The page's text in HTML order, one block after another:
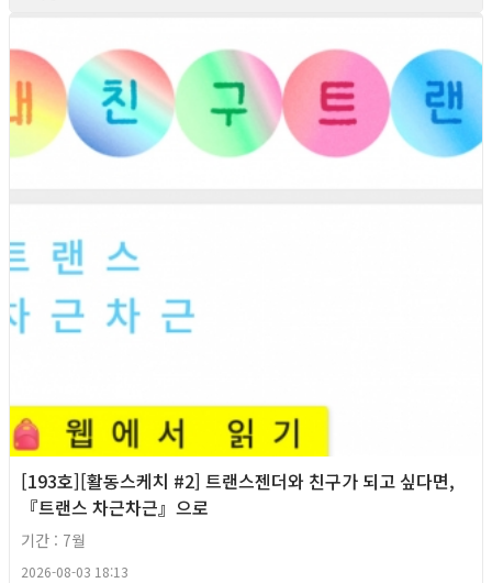
[193호][활동스케치 #2] 트랜스젠더와 친구가 되고 싶다면,
『트랜스 차근차근』으로
기간 : 7월
2026-08-03 18:13